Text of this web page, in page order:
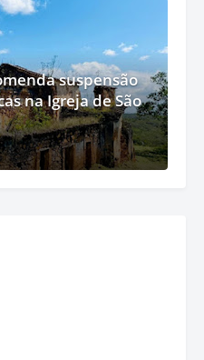
suspensão
na Igreja de São